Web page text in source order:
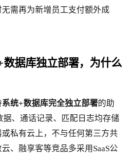
需再为新增员工支付额外成
数据库独立部署，为什么
系统+数据库完全独立部署的助
据、通话记录、匹配日志均存储
私有云上，不与任何第三方共
、融享客等竞品多采用SaaS公